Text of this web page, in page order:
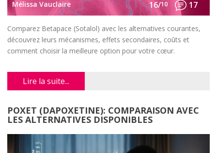
Mélissa Vauclaire 16/10 17
Comparez Betapace (Sotalol) avec les alternatives courantes,
découvrez leurs mécanismes, effets secondaires, coûts et
comment choisir la meilleure option pour votre cœur.
Lire la suite...
POXET (DAPOXETINE): COMPARAISON AVEC
LES ALTERNATIVES DISPONIBLES